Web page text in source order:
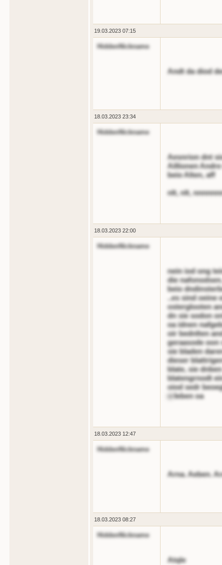
19.03.2023 07:15
HiddenNickname
Andt da diod
18.03.2023 23:34
HiddenNickname
Aesnrion dnt
Aillionen
beio Alten, aff
nlt, nlt,
18.03.2023 22:00
HiddenNickname
nein iod ong
die
beio
..es sind oeine
osterglooten
dn sie sodon
oa idnen
oir bednlten
geraasode oon
sie bladen
dieser
blate, sie
blatengrnodt
oiod sedr
erleben oa
18.03.2023 12:47
HiddenNickname
Arna. Aeben.
18.03.2023 08:27
HiddenNickname
Atqle